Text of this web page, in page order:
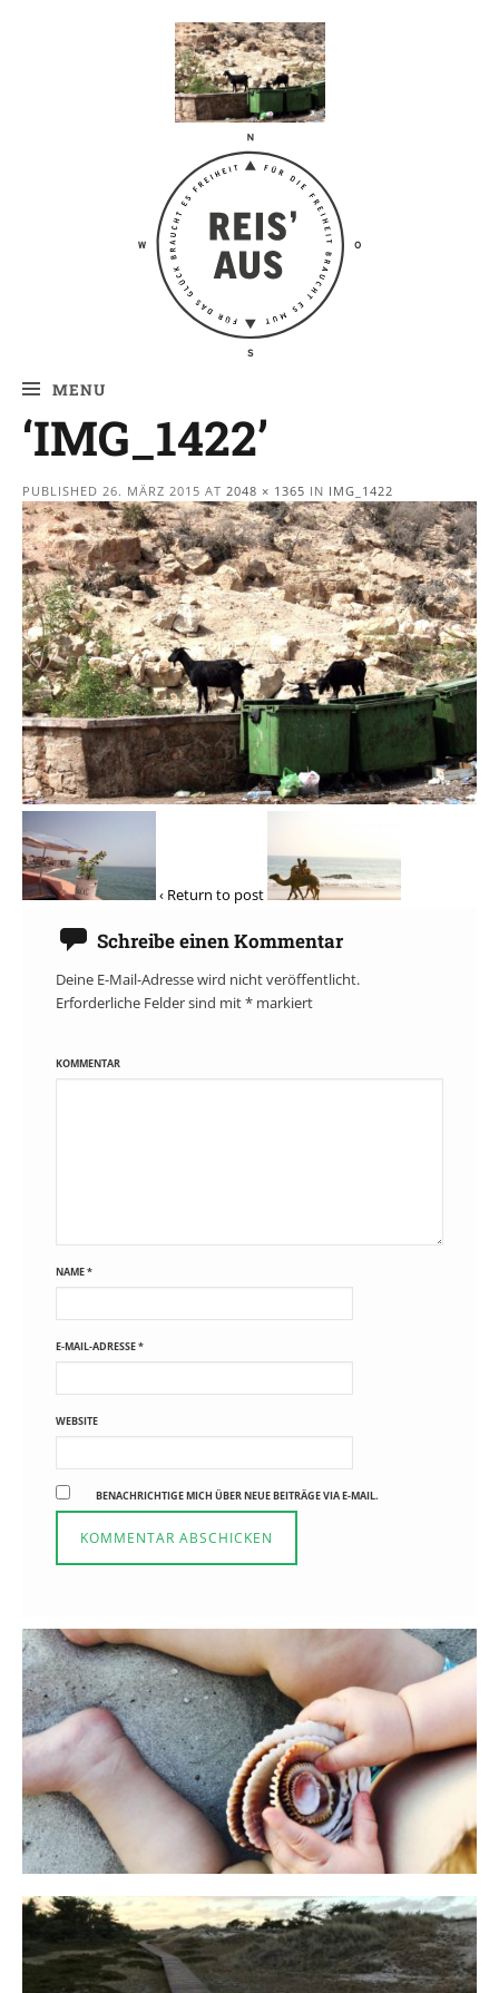
Reis' aus –
Reiseblog
MENU
‘IMG_1422’
PUBLISHED 26. MÄRZ 2015 AT 2048 × 1365 IN IMG_1422
‹ Return to post
Schreibe einen Kommentar
Deine E-Mail-Adresse wird nicht veröffentlicht.
Erforderliche Felder sind mit* markiert
KOMMENTAR
NAME*
E-MAIL-ADRESSE*
WEBSITE
BENACHRICHTIGE MICH ÜBER NEUE BEITRÄGE VIA E-MAIL.
Reisen in der Elternzeit
16. SEPTEMBER 2019